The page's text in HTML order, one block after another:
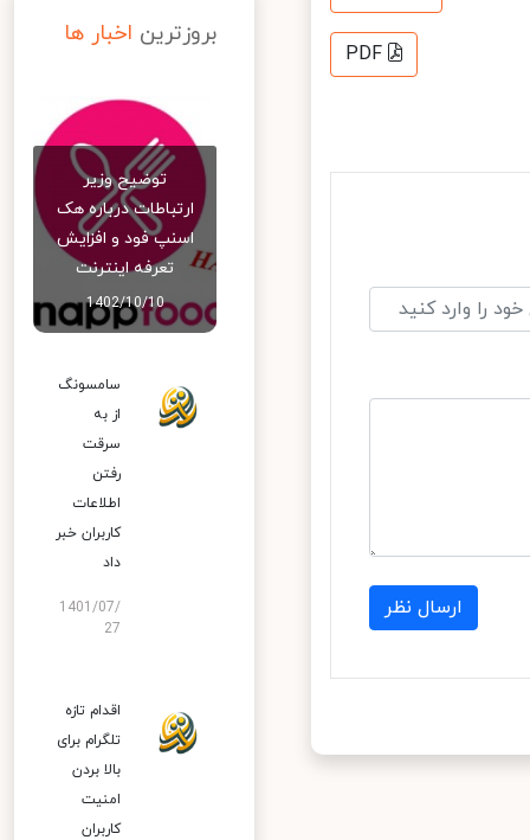
PDF
ارسال نظر
بروزترین اخبار ها
توضیح وزیر
ارتباطات درباره هک
اسنپ‌ فود و افزایش
تعرفه اینترنت
1402/10/10
سامسونگ
از به
سرقت
رفتن
اطلاعات
کاربران خبر
داد
1401/07/
27
اقدام تازه
تلگرام برای
بالا بردن
امنیت
کاربران